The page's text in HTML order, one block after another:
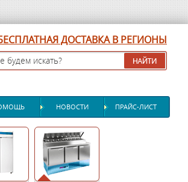
ДОСТАВКА В РЕГИОНЫ
НОВОСТИ ПРАЙС-ЛИСТ